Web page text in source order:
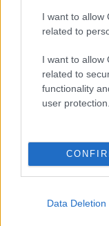
I want to allow
related to
I want to allow
related to
functionality
user protection.
Data Deletion